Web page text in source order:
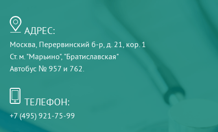
АДРЕС:
Москва, Перервинский б-р, д. 21, кор. 1
Ст. м. "Марьино", "Братиславская"
Автобус № 957 и 762.
ТЕЛЕФОН:
+7 (495) 921-75-99